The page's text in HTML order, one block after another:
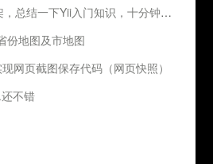
结一下Yii入门知识，十分钟入门Yii
份地图及市地图
网页截图保存代码（网页快照）
不错